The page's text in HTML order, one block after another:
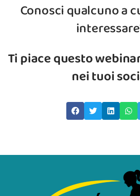
Conosci qualcuno a
Ti piace questo
nei tuoi